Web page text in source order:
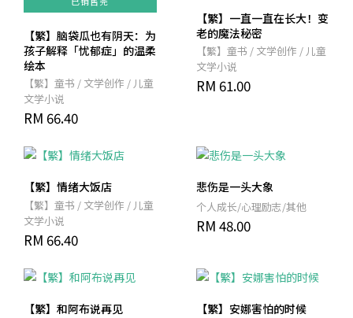
【繁】脑袋瓜也有阴天：为
孩子解释「忧郁症」的温柔
绘本
【繁】童书 / 文学创作 / 儿童
文学小说
RM 66.40
【繁】一直一直在长大！变
老的魔法秘密
【繁】童书 / 文学创作 / 儿童
文学小说
RM 61.00
【繁】情绪大饭店
【繁】童书 / 文学创作 / 儿童
文学小说
RM 66.40
悲伤是一头大象
个人成长/心理励志/其他
RM 48.00
【繁】和阿布说再见 【繁】安娜害怕的时候